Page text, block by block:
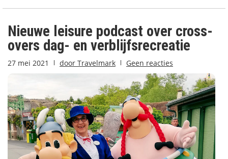
Nieuwe leisure podcast over cross-
overs dag- en verblijfsrecreatie
27 mei 2021 door Travelmark Geen reacties